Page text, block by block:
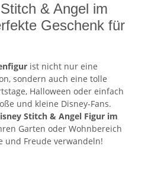
& Angel im
Geschenk für
ist nicht nur eine
sondern auch eine tolle
Halloween oder einfach
und kleine Disney-Fans.
Stitch & Angel Figur im
Garten oder Wohnbereich
und Freude verwandeln!